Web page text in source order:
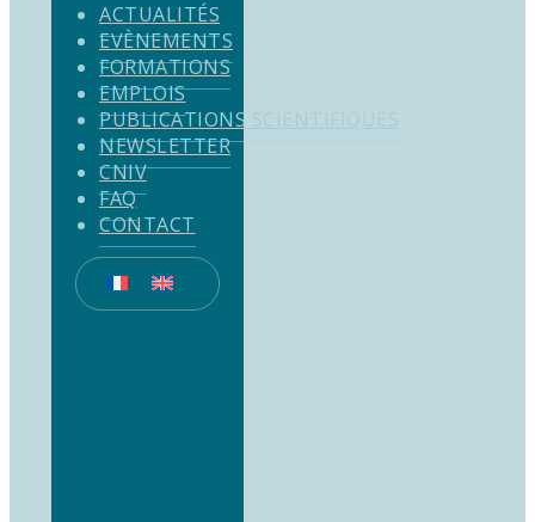
ACTUALITÉS
EVÈNEMENTS
FORMATIONS
EMPLOIS
PUBLICATIONS SCIENTIFIQUES
NEWSLETTER
CNIV
FAQ
CONTACT